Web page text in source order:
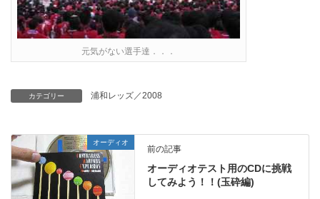
元気がない選手達．．．
カテゴリー 浦和レッズ／2008
オーディオ
前の記事
オーディオテスト用のCDに挑戦
してみよう！！(玉砕編)